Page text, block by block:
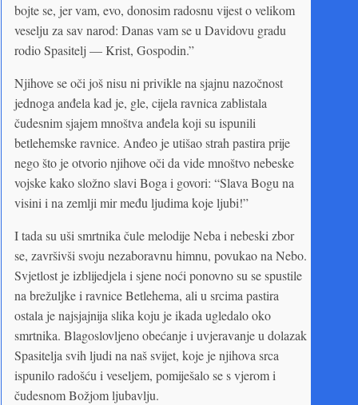
bojte se, jer vam, evo, donosim radosnu vijest o velikom
veselju za sav narod: Danas vam se u Davidovu gradu
rodio Spasitelj — Krist, Gospodin.”
Njihove se oči još nisu ni privikle na sjajnu nazočnost
jednoga anđela kad je, gle, cijela ravnica zablistala
čudesnim sjajem mnoštva anđela koji su ispunili
betlehemske ravnice. Anđeo je utišao strah pastira prije
nego što je otvorio njihove oči da vide mnoštvo nebeske
vojske kako složno slavi Boga i govori: “Slava Bogu na
visini i na zemlji mir među ljudima koje ljubi!”
I tada su uši smrtnika čule melodije Neba i nebeski zbor
se, završivši svoju nezaboravnu himnu, povukao na Nebo.
Svjetlost je izblijedjela i sjene noći ponovno su se spustile
na brežuljke i ravnice Betlehema, ali u srcima pastira
ostala je najsjajnija slika koju je ikada ugledalo oko
smrtnika. Blagoslovljeno obećanje i uvjeravanje u dolazak
Spasitelja svih ljudi na naš svijet, koje je njihova srca
ispunilo radošću i veseljem, pomiješalo se s vjerom i
čudesnom Božjom ljubavlju.